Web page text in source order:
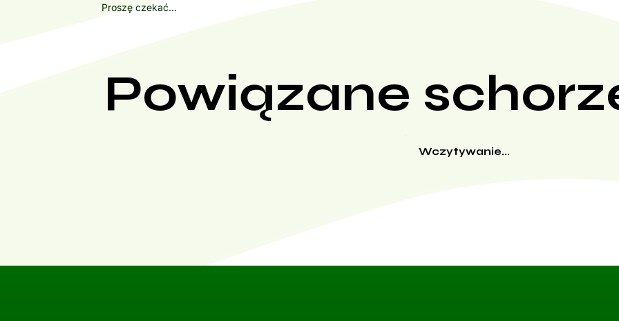
Proszę czekać...
Powiązane
Wczytywanie...